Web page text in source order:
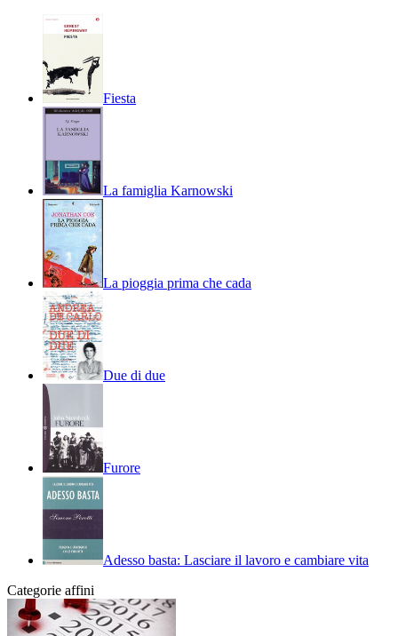
Fiesta
La famiglia Karnowski
La pioggia prima che cada
Due di due
Furore
Adesso basta: Lasciare il lavoro e cambiare vita
Categorie affini